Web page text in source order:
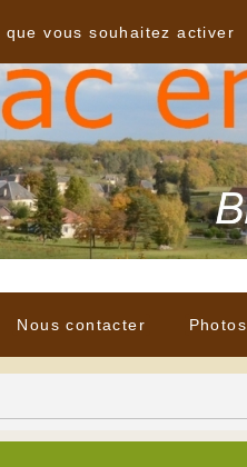
Nous contacter Photos
vous souhaitez activer